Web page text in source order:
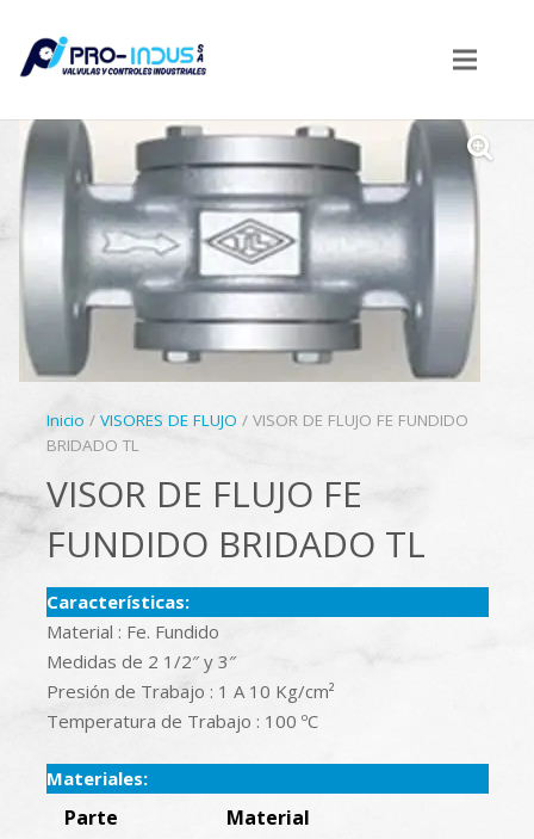
Inicio / VISORES DE FLUJO / VISOR DE FLUJO FE FUNDIDO
BRIDADO TL
VISOR DE FLUJO FE
FUNDIDO BRIDADO TL
Características:
Material : Fe. Fundido
Medidas de 2 1/2″ y 3″
Presión de Trabajo : 1 A 10 Kg/cm²
Temperatura de Trabajo : 100 ºC
Materiales:
Parte
Material